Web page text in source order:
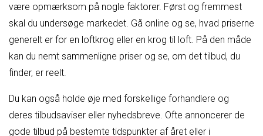
være opmærksom på nogle faktorer. Først og fremmest
skal du undersøge markedet. Gå online og se, hvad priserne
generelt er for en loftkrog eller en krog til loft. På den måde
kan du nemt sammenligne priser og se, om det tilbud, du
finder, er reelt.
Du kan også holde øje med forskellige forhandlere og
deres tilbudsaviser eller nyhedsbreve. Ofte annoncerer de
gode tilbud på bestemte tidspunkter af året eller i